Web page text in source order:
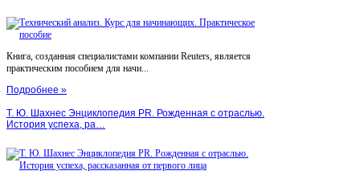
Книга, созданная специалистами компании Reuters, является
практическим пособием для начи...
Подробнее »
Т. Ю. Шахнес Энциклопедия PR. Рожденная с отраслью.
История успеха, ра…